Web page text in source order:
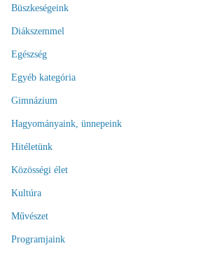
Büszkeségeink
Diákszemmel
Egészség
Egyéb kategória
Gimnázium
Hagyományaink, ünnepeink
Hitéletünk
Közösségi élet
Kultúra
Művészet
Programjaink